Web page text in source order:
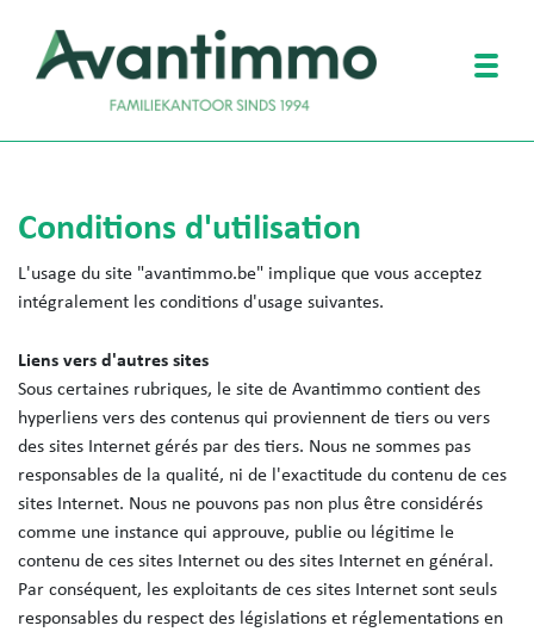
Conditions d'utilisation
L'usage du site "avantimmo.be" implique que vous acceptez
intégralement les conditions d'usage suivantes.
Liens vers d'autres sites
Sous certaines rubriques, le site de Avantimmo contient des
hyperliens vers des contenus qui proviennent de tiers ou vers
des sites Internet gérés par des tiers. Nous ne sommes pas
responsables de la qualité, ni de l'exactitude du contenu de ces
sites Internet. Nous ne pouvons pas non plus être considérés
comme une instance qui approuve, publie ou légitime le
contenu de ces sites Internet ou des sites Internet en général.
Par conséquent, les exploitants de ces sites Internet sont seuls
responsables du respect des législations et réglementations en